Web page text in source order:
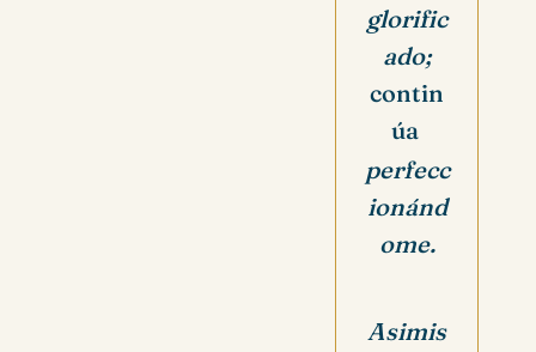
glorific
ado;
contin
úa
perfecc
ionánd
ome.
Asimis